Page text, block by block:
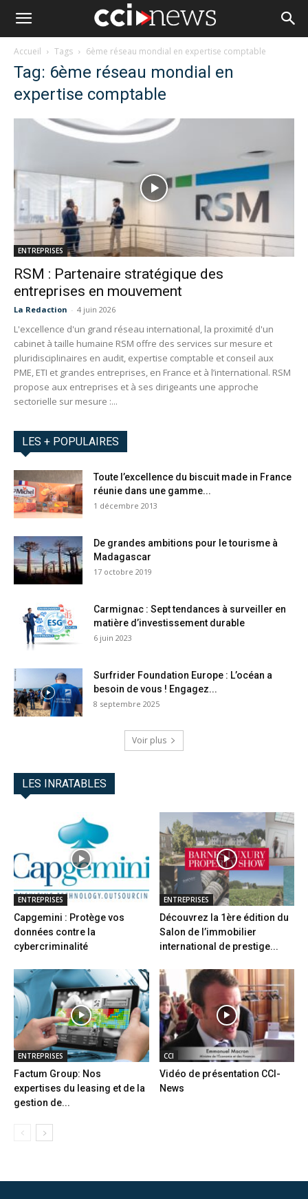
Accueil Tags 6ème réseau mondial en expertise comptable
Tag: 6ème réseau mondial en
expertise comptable
ENTREPRISES
RSM : Partenaire stratégique des
entreprises en mouvement
La Redaction - 4 juin 2026
L'excellence d'un grand réseau international, la proximité d'un
cabinet à taille humaine RSM offre des services sur mesure et
pluridisciplinaires en audit, expertise comptable et conseil aux
PME, ETI et grandes entreprises, en France et à l’international. RSM
propose aux entreprises et à ses dirigeants une approche
sectorielle sur mesure :...
LES + POPULAIRES
Toute l’excellence du biscuit made in France
réunie dans une gamme...
1 décembre 2013
De grandes ambitions pour le tourisme à
Madagascar
17 octobre 2019
Carmignac : Sept tendances à surveiller en
matière d’investissement durable
6 juin 2023
Surfrider Foundation Europe : L’océan a
besoin de vous ! Engagez...
8 septembre 2025
Voir plus
LES INRATABLES
ENTREPRISES
Capgemini : Protège vos
données contre la
cybercriminalité
ENTREPRISES
Découvrez la 1ère édition du
Salon de l’immobilier
international de prestige...
ENTREPRISES
Factum Group: Nos
expertises du leasing et de la
gestion de...
CCI
Vidéo de présentation CCI-
News